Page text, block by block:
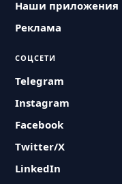
Наши приложения
Реклама
СОЦСЕТИ
Telegram
Instagram
Facebook
Twitter/X
LinkedIn